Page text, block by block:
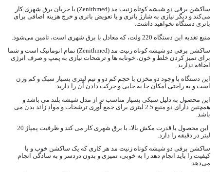
ساکشن برقی دو شیشه کوتاه زنیت مد (Zenithmed) با جریان برق شهری کار
می‌کند و دیگر نیازی به شارژ باتری و یا تعویض باتری و خرج هزینه اضافی برای
باتری دستگاه نخواهید داشت.
منبع تغذیه این دستگاه 220 ولت، که معادل با برق شهری است، تامین می‌شود.
ساکشن برقی دو شیشه کوتاه زنیت مد (Zenithmed) تمام اتوماتیک است و شما
برای تمیز کردن خلط و خون، خونابه‌ ها و ترشحات نیازی به پمپ و صرف انرژی
اضافه ندارید.
این دستگاه با وجود دو مخزن با حجم کم دو و نیم لیتری بسیار سبک و کم وزن
است و به راحتی امکان جا‌ به‌ جایی و حرکت دادن آن را دارید.
این محصول به دلیل سبکی بسیار مناسب تر از مدل شیشه بلند می باشد و
همچنین دارای دو منبع 2.5 لیتری برای جمع آوری ترشحات و مواد زائد بدن می
باشد.
این محصول با قدرت مکش بالا، با برق شهری کار می کند و ظرفیت پمپاژ 20
لیتر در دقیقه را دارد.
ساکشن برقی دو شیشه کوتاه زنیت مد هر کاری که یک ساکشن خوب و با
کیفیت را باید انجام دهد را به خوبی، تمیزی و بدون دردسر و به سادگی انجام
می‌دهد.